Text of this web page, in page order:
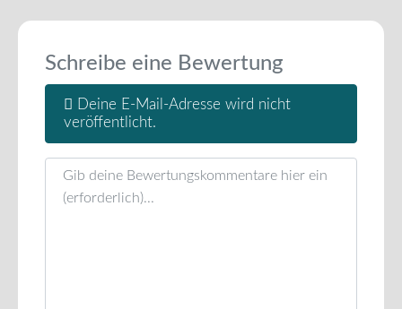
Schreibe eine Bewertung
Deine E-Mail-Adresse wird nicht
veröffentlicht.
Rezensionstext